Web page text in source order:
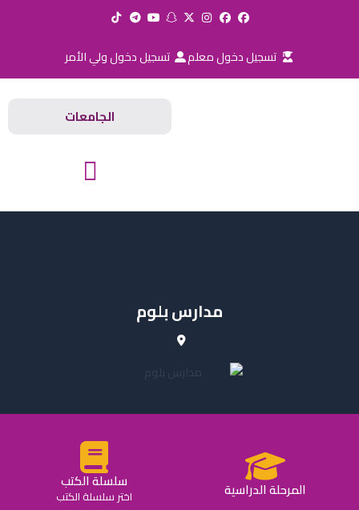
تسجيل دخول معلم تسجيل دخول ولي الأمر
الجامعات
مدارس بلوم
المرحلة الدراسية سلسلة الكتب
اختر سلسلة الكتب